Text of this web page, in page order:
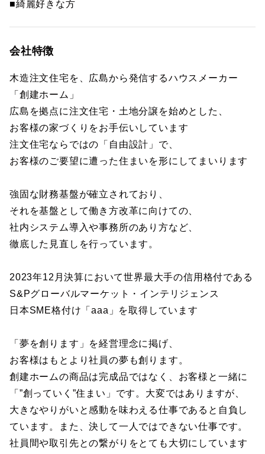
■綺麗好きな方
会社特徴
木造注文住宅を、広島から発信するハウスメーカー
「創建ホーム」
広島を拠点に注文住宅・土地分譲を始めとした、
お客様の家づくりをお手伝いしています
注文住宅ならではの「自由設計」で、
お客様のご要望に遭った住まいを形にしてまいります
強固な財務基盤が確立されており、
それを基盤として働き方改革に向けての、
社内システム導入や事務所のあり方など、
徹底した見直しを行っています。
2023年12月決算において世界最大手の信用格付である
S&Pグローバルマーケット・インテリジェンス
日本SME格付け「aaa」を取得しています
「夢を創ります」を経営理念に掲げ、
お客様はもとより社員の夢も創ります。
創建ホームの商品は完成品ではなく、お客様と一緒に
「”創っていく”住まい」です。大変ではありますが、
大きなやりがいと感動を味わえる仕事であると自負し
ています。また、決して一人ではできない仕事です。
社員間や取引先との繋がりをとても大切にしています